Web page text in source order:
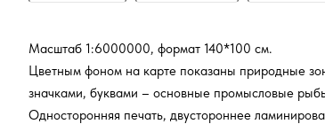
Масштаб 1:6000000, формат 140*100 см.
Цветным фоном на карте показаны природные
значками, буквами – основные промысловые
Односторонняя печать, двустороннее